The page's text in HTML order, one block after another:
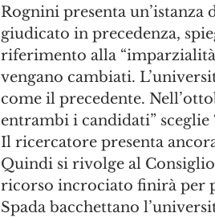
Rognini presenta un’istanza
giudicato in precedenza,
riferimento alla
vengano cambiati.
come il precedente.
entrambi i candidati” sceglie
Il ricercatore presenta
Quindi si rivolge al
ricorso incrociato finirà per
Spada bacchettano